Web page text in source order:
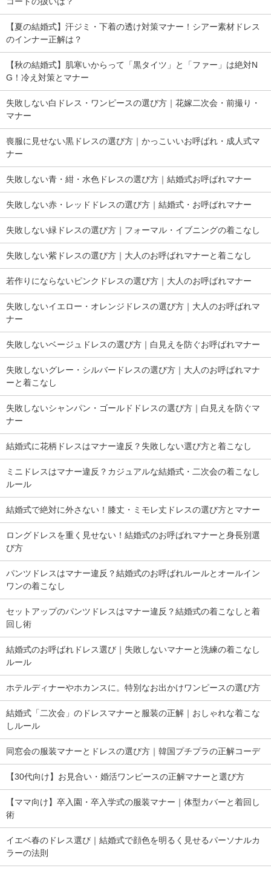
【夏の結婚式】汗ジミ・下着の透け対策マナー！シアー素材ドレス
のインナー正解は？
【秋の結婚式】肌寒いからって「黒タイツ」と「ファー」は絶対N
G！冷え対策とマナー
失敗しない白ドレス・ワンピースの選び方｜花嫁二次会・前撮り・
マナー
喪服に見せない黒ドレスの選び方｜かっこいいお呼ばれ・成人式マ
ナー
失敗しない青・紺・水色ドレスの選び方｜結婚式お呼ばれマナー
失敗しない赤・レッドドレスの選び方｜結婚式・お呼ばれマナー
失敗しない緑ドレスの選び方｜フォーマル・イブニングの着こなし
失敗しない紫ドレスの選び方｜大人のお呼ばれマナーと着こなし
若作りにならないピンクドレスの選び方｜大人のお呼ばれマナー
失敗しないイエロー・オレンジドレスの選び方｜大人のお呼ばれマ
ナー
失敗しないベージュドレスの選び方｜白見えを防ぐお呼ばれマナー
失敗しないグレー・シルバードレスの選び方｜大人のお呼ばれマナ
ーと着こなし
失敗しないシャンパン・ゴールドドレスの選び方｜白見えを防ぐマ
ナー
結婚式に花柄ドレスはマナー違反？失敗しない選び方と着こなし
ミニドレスはマナー違反？カジュアルな結婚式・二次会の着こなし
ルール
結婚式で絶対に外さない！膝丈・ミモレ丈ドレスの選び方とマナー
ロングドレスを重く見せない！結婚式のお呼ばれマナーと身長別選
び方
パンツドレスはマナー違反？結婚式のお呼ばれルールとオールイン
ワンの着こなし
セットアップのパンツドレスはマナー違反？結婚式の着こなしと着
回し術
結婚式のお呼ばれドレス選び｜失敗しないマナーと洗練の着こなし
ルール
ホテルディナーやホカンスに。特別なお出かけワンピースの選び方
結婚式「二次会」のドレスマナーと服装の正解｜おしゃれな着こな
しルール
同窓会の服装マナーとドレスの選び方｜韓国プチプラの正解コーデ
【30代向け】お見合い・婚活ワンピースの正解マナーと選び方
【ママ向け】卒入園・卒入学式の服装マナー｜体型カバーと着回し
術
イエベ春のドレス選び｜結婚式で顔色を明るく見せるパーソナルカ
ラーの法則